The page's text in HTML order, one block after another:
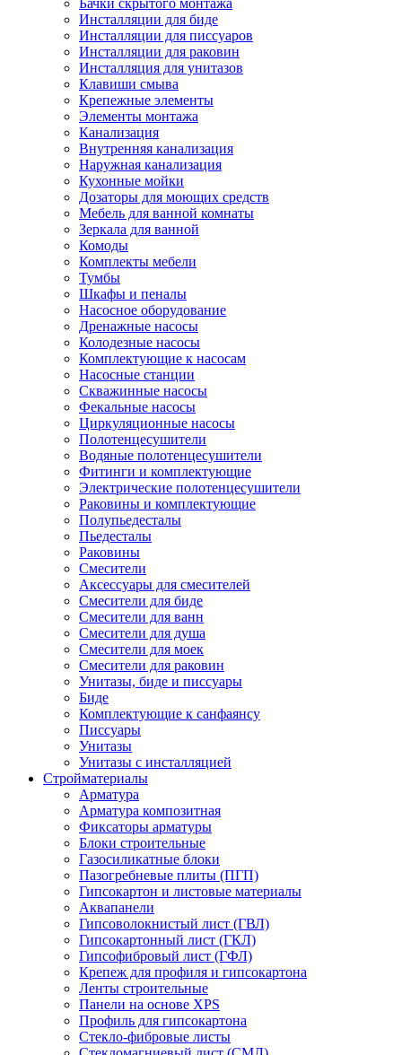
Инсталляции для биде
Инсталляции для писсуаров
Инсталляции для раковин
Инсталляция для унитазов
Клавиши смыва
Крепежные элементы
Элементы монтажа
Канализация
Внутренняя канализация
Наружная канализация
Кухонные мойки
Дозаторы для моющих средств
Мебель для ванной комнаты
Зеркала для ванной
Комоды
Комплекты мебели
Тумбы
Шкафы и пеналы
Насосное оборудование
Дренажные насосы
Колодезные насосы
Комплектующие к насосам
Насосные станции
Скважинные насосы
Фекальные насосы
Циркуляционные насосы
Полотенцесушители
Водяные полотенцесушители
Фитинги и комплектующие
Электрические полотенцесушители
Раковины и комплектующие
Полупьедесталы
Пьедесталы
Раковины
Смесители
Аксессуары для смесителей
Смесители для биде
Смесители для ванн
Смесители для душа
Смесители для моек
Смесители для раковин
Унитазы, биде и писсуары
Биде
Комплектующие к санфаянсу
Писсуары
Унитазы
Унитазы с инсталляцией
Стройматериалы
Арматура
Арматура композитная
Фиксаторы арматуры
Блоки строительные
Газосиликатные блоки
Пазогребневые плиты (ПГП)
Гипсокартон и листовые материалы
Аквапанели
Гипсоволокнистый лист (ГВЛ)
Гипсокартонный лист (ГКЛ)
Гипсофибровый лист (ГФЛ)
Крепеж для профиля и гипсокартона
Ленты строительные
Панели на основе XPS
Профиль для гипсокартона
Стекло-фибровые листы